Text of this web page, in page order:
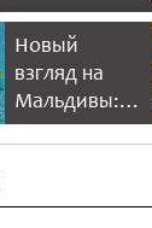
Новый
взгляд на
Мальдивы:
NH Collection